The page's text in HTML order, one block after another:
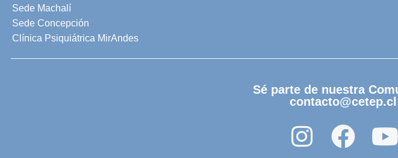
Sede Machalí
Sede Concepción
Clínica Psiquiátrica MirAndes
Sé parte de nuestra
contacto@cetep.cl